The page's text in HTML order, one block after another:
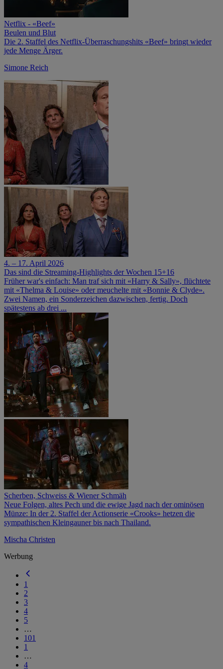
Netflix - «Beef»
Beulen und Blut
Die 2. Staffel des Netflix-Überraschungshits «Beef» bringt wieder
jede Menge Ärger.
Simone Reich
4. – 17. April 2026
Das sind die Streaming-Highlights der Wochen 15+16
Früher war's einfach: Man traf sich mit «Harry & Sally», flüchtete
mit «Thelma & Louise» oder meuchelte mit «Bonnie & Clyde».
Zwei Namen, ein Sonderzeichen dazwischen, fertig. Doch
spätestens ab drei ...
Scherben, Schweiss & Wiener Schmäh
Neue Folgen, altes Pech und die ewige Jagd nach der ominösen
Münze: In der 2. Staffel der Actionserie «Crooks» hetzen die
sympathischen Kleingauner bis nach Thailand.
Mischa Christen
Werbung
1
2
3
4
5
…
101
1
…
4